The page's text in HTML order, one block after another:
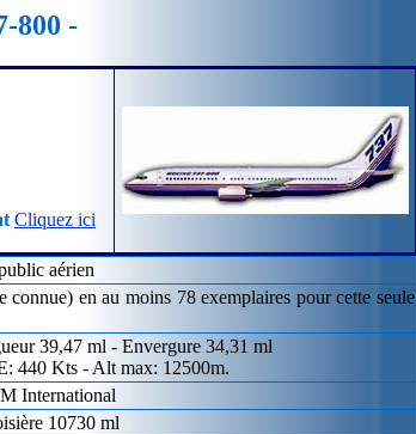
800 -
Cliquez ici
aérien
en au moins 78 exemplaires pour cette seule
39,47 ml - Envergure 34,31 ml
440 Kts - Alt max: 12500m.
International
10730 ml